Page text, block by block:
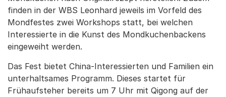
finden in der WBS Leonhard jeweils im Vorfeld des
Mondfestes zwei Workshops statt, bei welchen
Interessierte in die Kunst des Mondkuchenbackens
eingeweiht werden.
Das Fest bietet China-Interessierten und Familien ein
unterhaltsames Programm. Dieses startet für
Frühaufsteher bereits um 7 Uhr mit Qigong auf der